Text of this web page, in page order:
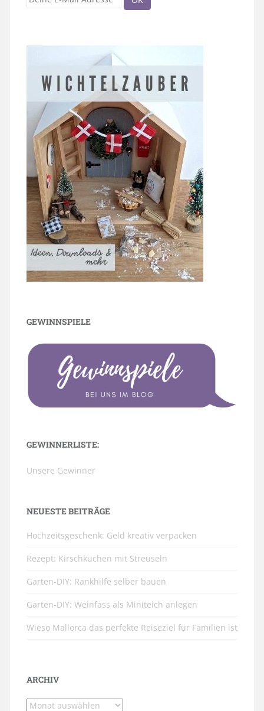
GEWINNSPIELE
GEWINNERLISTE:
Unsere Gewinner
NEUESTE BEITRÄGE
Hochzeitsgeschenk: Geld kreativ verpacken
Rezept: Kirschkuchen mit Streuseln
Garten-DIY: Rankhilfe selber bauen
Garten-DIY: Weinfass als Miniteich anlegen
Wieso Mallorca das perfekte Reiseziel für Familien ist
ARCHIV
Archiv